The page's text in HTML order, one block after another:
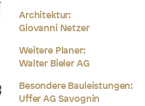
Architektur:
Giovanni Netzer
Weitere Planer:
Walter Bieler AG
Besondere Bauleistungen:
Uffer AG Savognin